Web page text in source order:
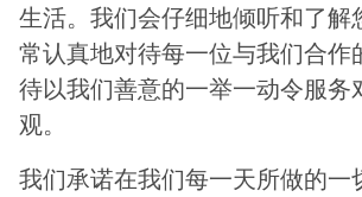
生活。我们会仔细地倾听和了解
常认真地对待每一位与我们合作
待以我们善意的一举一动令服务
观。
我们承诺在我们每一天所做的一